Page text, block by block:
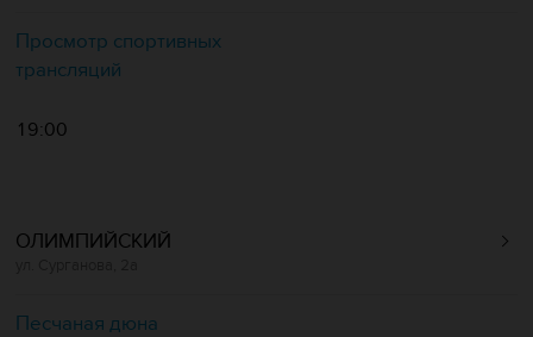
Просмотр спортивных
трансляций
19:00
ОЛИМПИЙСКИЙ
Песчаная дюна